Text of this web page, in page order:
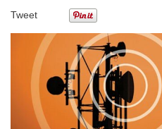
Tweet